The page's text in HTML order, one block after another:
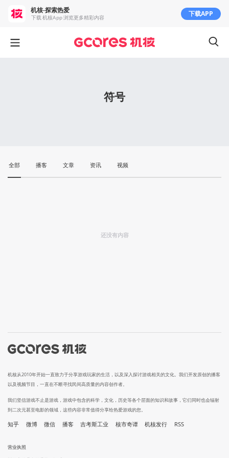
符号
全部 播客 文章 资讯 视频
还没有内容
机核从2010年开始一直致力于分享游戏玩家的生活，以及深入探讨游戏相关的文化。我们开发原创的播客
以及视频节目，一直在不断寻找民间高质量的内容创作者。
我们坚信游戏不止是游戏，游戏中包含的科学，文化，历史等各个层面的知识和故事，它们同时也会辐射
到二次元甚至电影的领域，这些内容非常值得分享给热爱游戏的您。
知乎 微博 微信 播客 吉考斯工业 核市奇谭 机核发行 RSS
营业执照
机核-探索热爱
下载 机核App 浏览更多精彩内容 下载APP